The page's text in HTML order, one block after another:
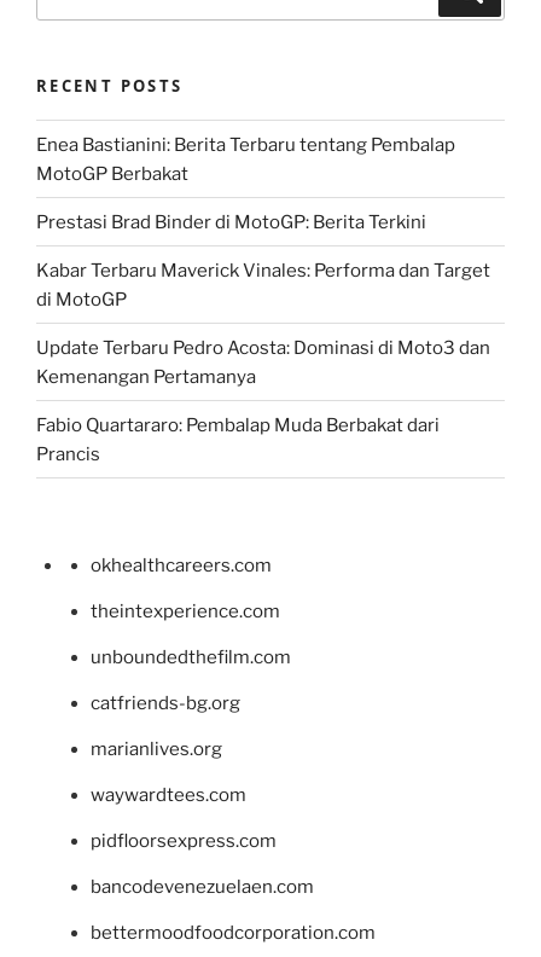
RECENT POSTS
Enea Bastianini: Berita Terbaru tentang Pembalap
MotoGP Berbakat
Prestasi Brad Binder di MotoGP: Berita Terkini
Kabar Terbaru Maverick Vinales: Performa dan Target
di MotoGP
Update Terbaru Pedro Acosta: Dominasi di Moto3 dan
Kemenangan Pertamanya
Fabio Quartararo: Pembalap Muda Berbakat dari
Prancis
okhealthcareers.com
theintexperience.com
unboundedthefilm.com
catfriends-bg.org
marianlives.org
waywardtees.com
pidfloorsexpress.com
bancodevenezuelaen.com
bettermoodfoodcorporation.com